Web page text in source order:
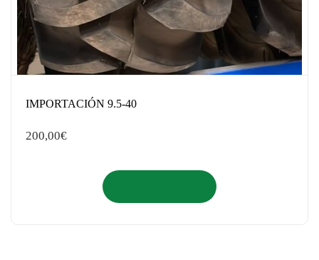
IMPORTACIÓN 9.5-40
200,00€